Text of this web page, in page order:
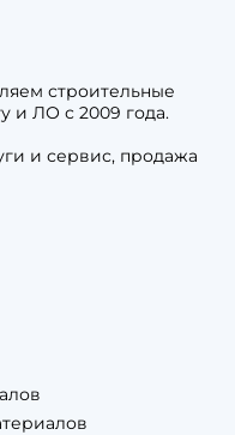
строительные
и ЛО с 2009 года.
и сервис, продажа